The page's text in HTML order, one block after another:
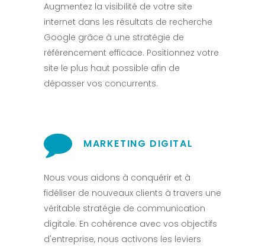
Augmentez la visibilité de votre site
internet dans les résultats de recherche
Google grâce à une stratégie de
référencement efficace. Positionnez votre
site le plus haut possible afin de
dépasser vos concurrents.
MARKETING DIGITAL
Nous vous aidons à conquérir et à
fidéliser de nouveaux clients à travers une
véritable stratégie de communication
digitale. En cohérence avec vos objectifs
d'entreprise, nous activons les leviers